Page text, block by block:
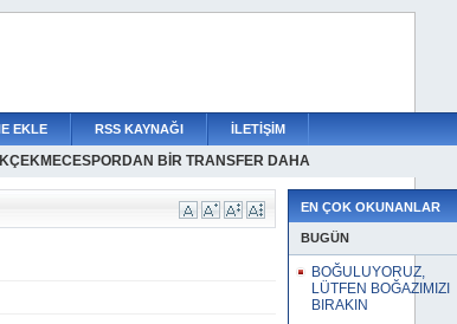
EKLE RSS KAYNAĞI İLETİŞİM
BAYKUŞAK YENİDEN BEYOĞLU ÇUKURDA!
BİR TRANSFER DAHA
UFUKSPORA VEDA
TALHA KOTARAN RESMEN KÜÇÜKÇEKMECEDE
İDMAN YURDUNDAN A TAKIM SEÇMESİ
YARDIMCIMIZ OLSUN
333E VARAN ARTIŞLAR SÜRDÜRÜLEMEZ
LÜTFEN BOĞAZIMIZI BIRAKIN
HEDEF DAHA GÜÇLÜ BİR SEZON
FUTBOL SAHİPSİZ DEĞİLDİR!
YILMAZA ZİYARET
EN ÇOK OKUNANLAR
BUGÜN
BOĞULUYORUZ,
LÜTFEN BOĞAZIMIZI
BIRAKIN